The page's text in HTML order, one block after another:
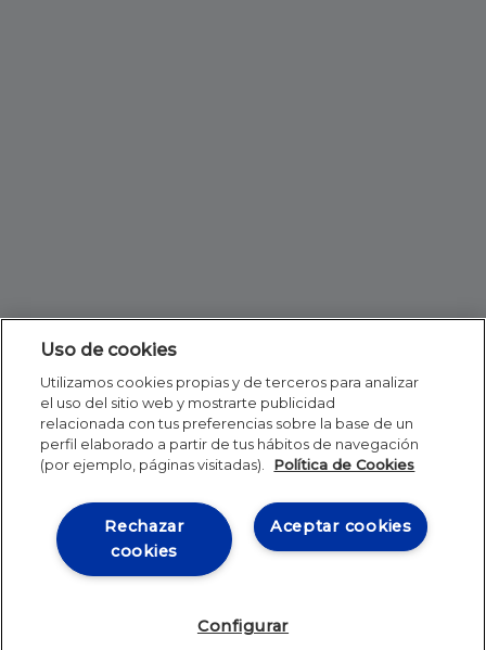
Uso de cookies
Utilizamos cookies propias y de terceros para analizar
el uso del sitio web y mostrarte publicidad
relacionada con tus preferencias sobre la base de un
perfil elaborado a partir de tus hábitos de navegación
(por ejemplo, páginas visitadas).
Política de Cookies
Aceptar cookies
Rechazar
cookies
Configurar